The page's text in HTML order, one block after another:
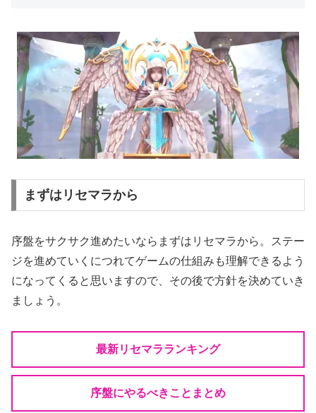
まずはリセマラから
序盤をサクサク進めたいならまずはリセマラから。ステー
ジを進めていくにつれてゲームの仕組みも理解できるよう
になってくると思いますので、その後で方針を決めていき
ましょう。
最新リセマラランキング
序盤にやるべきことまとめ